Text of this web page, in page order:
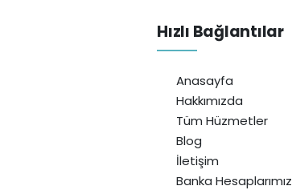
Hızlı Bağlantılar
Anasayfa
Hakkımızda
Tüm Hüzmetler
Blog
İletişim
Banka Hesaplarımız